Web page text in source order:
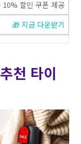
10% 할인 쿠폰 제공
🎁 지금 다운받기
천 타이